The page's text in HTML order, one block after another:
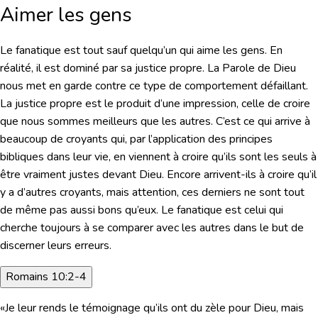
Aimer les gens
Le fanatique est tout sauf quelqu’un qui aime les gens. En
réalité, il est dominé par sa justice propre. La Parole de Dieu
nous met en garde contre ce type de comportement défaillant.
La justice propre est le produit d’une impression, celle de croire
que nous sommes meilleurs que les autres. C’est ce qui arrive à
beaucoup de croyants qui, par l’application des principes
bibliques dans leur vie, en viennent à croire qu’ils sont les seuls à
être vraiment justes devant Dieu. Encore arrivent-ils à croire qu’il
y a d’autres croyants, mais attention, ces derniers ne sont tout
de même pas aussi bons qu’eux. Le fanatique est celui qui
cherche toujours à se comparer avec les autres dans le but de
discerner leurs erreurs.
Romains 10:2-4
«Je leur rends le témoignage qu’ils ont du zèle pour Dieu, mais